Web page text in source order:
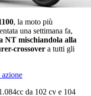
, la moto più
una settimana fa,
NT mischiandola alla
crossover a tutti gli
da 102 cv e 104